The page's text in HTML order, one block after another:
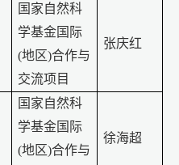
国家自然科
学基金国际
(地区)合作与
交流项目
张庆红
国家自然科
学基金国际
(地区)合作与
徐海超